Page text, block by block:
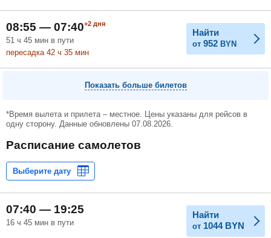
08:55 — 07:40+2 дня
51 ч 45 мин в пути
пересадка 42 ч 35 мин
Найти
от 952 BYN
Показать больше билетов
*Время вылета и прилета – местное. Цены указаны для рейсов в
одну сторону. Данные обновлены 07.08.2026.
Расписание самолетов
07:40 — 19:25
16 ч 45 мин в пути
Найти
от 1044 BYN